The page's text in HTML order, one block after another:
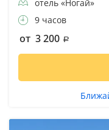
отель «Ногай»
9 часов
от 3 200